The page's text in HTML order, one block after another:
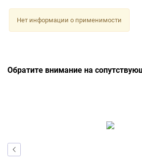
Нет информации о применимости
Обратите внимание на